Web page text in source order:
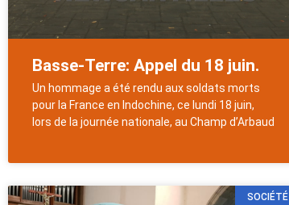
Basse-Terre: Appel du 18 juin.
Un hommage a été rendu aux soldats morts
pour la France en Indochine, ce lundi 18 juin,
lors de la journée nationale, au Champ d’Arbaud
SOCIÉTÉ